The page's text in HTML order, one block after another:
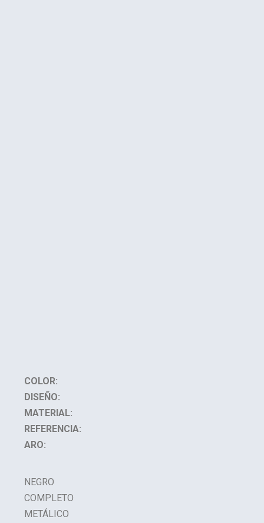
COLOR:
DISEÑO:
MATERIAL:
REFERENCIA:
ARO:
NEGRO
COMPLETO
METÁLICO